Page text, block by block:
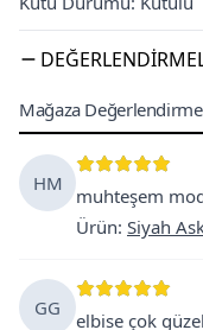
Mağaza
HM
muhteşem
Ürün: Siyah
GG
elbise çok